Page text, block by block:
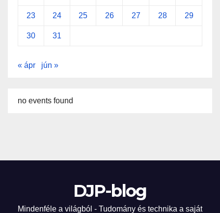
23 24 25 26 27 28 29
30 31
« ápr jún »
no events found
DJP-blog
Mindenféle a világból - Tudomány és technika a saját